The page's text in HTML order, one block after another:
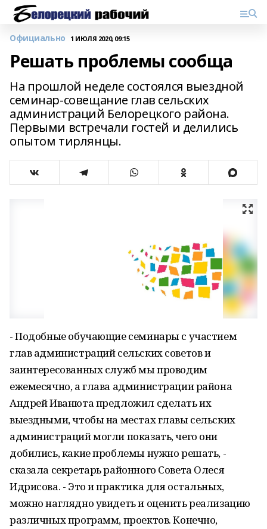
Официально 1 ИЮЛЯ 2020, 09:15
Решать проблемы сообща
На прошлой неделе состоялся выездной
семинар-совещание глав сельских
администраций Белорецкого района.
Первыми встречали гостей и делились
опытом тирлянцы.
- Подобные обучающие семинары с участием
глав администраций сельских советов и
заинтересованных служб мы проводим
ежемесячно, а глава администрации района
Андрей Иванюта предложил сделать их
выездными, чтобы на местах главы сельских
администраций могли показать, чего они
добились, какие проблемы нужно решать, -
сказала секретарь районного Совета Олеся
Идрисова. - Это и практика для остальных,
можно наглядно увидеть и оценить реализацию
различных программ, проектов. Конечно,